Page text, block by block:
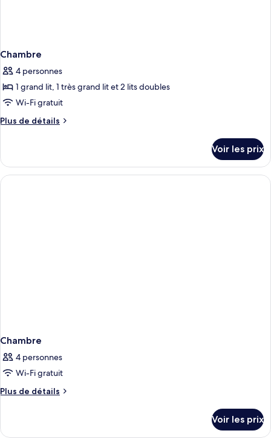
Chambre
4 personnes
1 grand lit, 1 très grand lit et 2 lits doubles
Wi-Fi gratuit
Plus de détails
Plus
le
type
de
Voir les prix
Chambre
4 personnes
Wi-Fi gratuit
Plus de détails
Plus
le
Voir les prix